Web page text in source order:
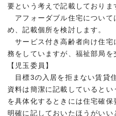
要という考えで記載しておりま
アフォーダブル住宅について
め、記載個所を検討します。
サービス付き高齢者向け住宅
務をしていますが、福祉部局を
【児玉委員】
目標3の入居を拒まない賃貸
資料は簡潔に記載していると
を具体化するときには住宅確保
明確に記しておいたほうがいい